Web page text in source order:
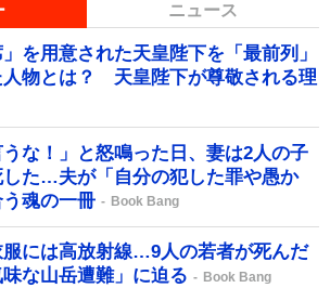
ニュース
を用意された天皇陛下を「最前列」
人物とは？ 天皇陛下が尊敬される理
うな！」と怒鳴った日、妻は2人の子
した…夫が「自分の犯した罪や愚か
魂の一冊
Book Bang
には高放射線…9人の若者が死んだ
味な山岳遭難」に迫る
Book Bang